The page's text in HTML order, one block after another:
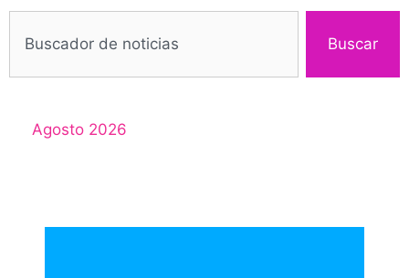
Buscar
Agosto 2026